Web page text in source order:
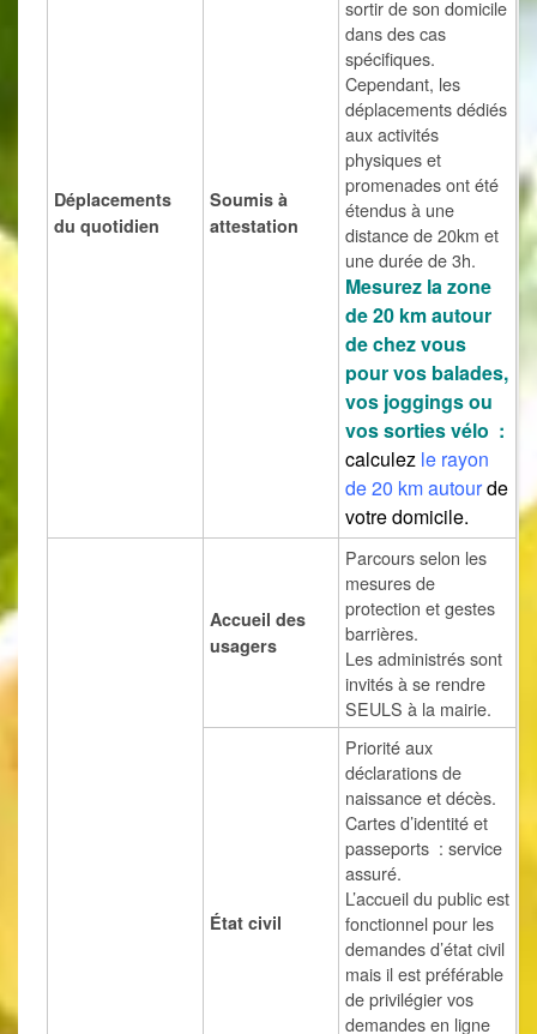
Déplacements
du quotidien
Soumis à
attestation
sortir de son domicile
dans des cas
spécifiques.
Cependant, les
déplacements dédiés
aux activités
physiques et
promenades ont été
étendus à une
distance de 20km et
une durée de 3h.
Mesurez la zone
de 20 km autour
de chez vous
pour vos balades,
vos joggings ou
vos sorties vélo :
calculez le rayon
de 20 km autourde
votre domicile.
Accueil des
usagers
Parcours selon les
mesures de
protection et gestes
barrières.
Les administrés sont
invités à se rendre
SEULS à la mairie.
État civil
Priorité aux
déclarations de
naissance et décès.
Cartes d’identité et
passeports : service
assuré.
L’accueil du public est
fonctionnel pour les
demandes d’état civil
mais il est préférable
de privilégier vos
demandes en ligne